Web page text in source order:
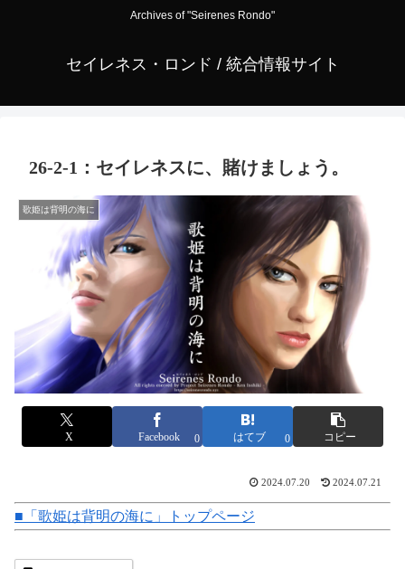
Archives of "Seirenes Rondo"
セイレネス・ロンド / 統合情報サイト
26-2-1：セイレネスに、賭けましょう。
歌姫は背明の海に
X Facebook 0 はてブ 0 コピー
2024.07.20 2024.07.21
■「歌姫は背明の海に」トップページ